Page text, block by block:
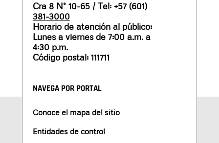
Cra 8 N° 10-65 / Tel: +57 (601)
381-3000
Horario de atención al público:
Lunes a viernes de 7:00 a.m. a
4:30 p.m.
Código postal: 111711
NAVEGA POR PORTAL
Conoce el mapa del sitio
Entidades de control